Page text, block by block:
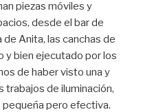
piezas móviles y
desde el bar de
de Anita, las canchas de
y bien ejecutado por los
de haber visto una y
trabajos de iluminación,
pero efectiva.